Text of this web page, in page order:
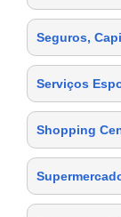
Seguros,
Serviços
Shopping